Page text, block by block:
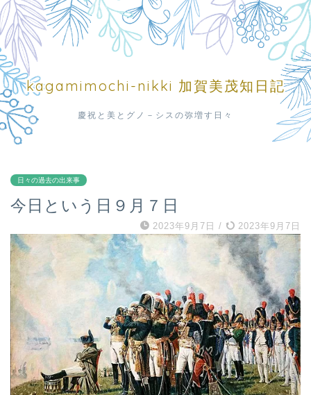
kagamimochi-nikki 加賀美茂知日記
慶祝と美とグノ－シスの弥増す日々
日々の過去の出来事
今日という日９月７日
2023年9月7日 / 2023年9月7日